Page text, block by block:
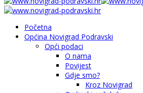
Početna
Općina Novigrad Podravski
Opći podaci
O nama
Povijest
Gdje smo?
Kroz Novigrad